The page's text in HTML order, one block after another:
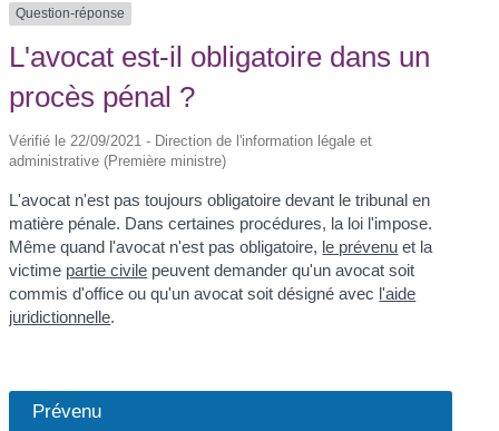
Question-réponse
L'avocat est-il obligatoire dans un
procès pénal ?
Vérifié le 22/09/2021 - Direction de l'information légale et
administrative (Première ministre)
L'avocat n'est pas toujours obligatoire devant le tribunal en
matière pénale. Dans certaines procédures, la loi l'impose.
Même quand l'avocat n'est pas obligatoire, le prévenu et la
victime partie civile peuvent demander qu'un avocat soit
commis d'office ou qu'un avocat soit désigné avec l'aide
juridictionnelle.
Prévenu